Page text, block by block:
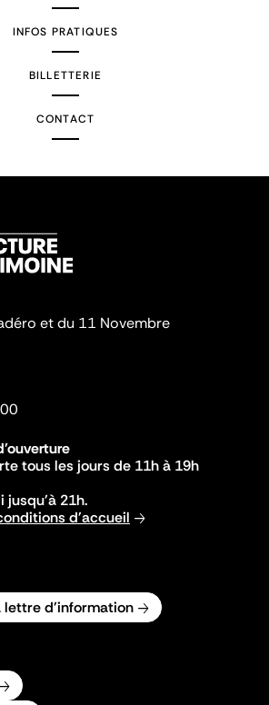
INFOS PRATIQUES
BILLETTERIE
CONTACT
et du 11 Novembre
tous les jours de 11h à 19h
jusqu'à 21h.
d'accueil
lettre d'information